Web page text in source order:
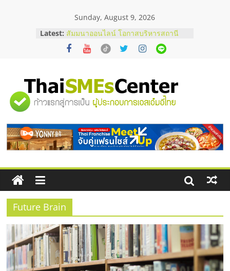
Sunday, August 9, 2026
Latest: สัมมนาออนไลน์ โอกาสบริหารสถานี
บริการน้ำมัน Shell
สัมมนาลงทุน แฟรนไชส์ยอนนี่
ร้านเครื่องเสียงคุณภาพสูง พร้อม
โซลูชันระบบภาพและเสียง
บริษัท Cybersecurity ในไทยที่ไหนดี?
โจทย์ธุรกิจ
อยากหาเงินทุน เพิ่มสภาพคล่องให้ธุรกิจ
เริ่มยังไงให้ผ่านฉลุย
"ศูนย์
รวม
ข้อมูล
ธุรกิจ
SME
แห่ง
Future Brain